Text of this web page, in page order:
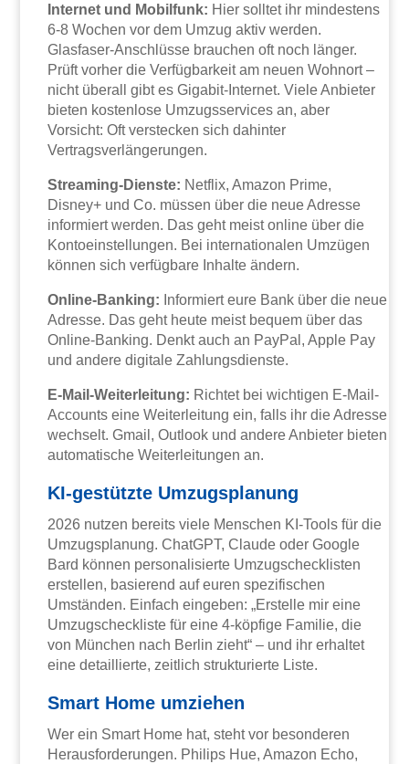
Internet und Mobilfunk: Hier solltet ihr mindestens
6-8 Wochen vor dem Umzug aktiv werden.
Glasfaser-Anschlüsse brauchen oft noch länger.
Prüft vorher die Verfügbarkeit am neuen Wohnort –
nicht überall gibt es Gigabit-Internet. Viele Anbieter
bieten kostenlose Umzugsservices an, aber
Vorsicht: Oft verstecken sich dahinter
Vertragsverlängerungen.
Streaming-Dienste: Netflix, Amazon Prime,
Disney+ und Co. müssen über die neue Adresse
informiert werden. Das geht meist online über die
Kontoeinstellungen. Bei internationalen Umzügen
können sich verfügbare Inhalte ändern.
Online-Banking: Informiert eure Bank über die neue
Adresse. Das geht heute meist bequem über das
Online-Banking. Denkt auch an PayPal, Apple Pay
und andere digitale Zahlungsdienste.
E-Mail-Weiterleitung: Richtet bei wichtigen E-Mail-
Accounts eine Weiterleitung ein, falls ihr die Adresse
wechselt. Gmail, Outlook und andere Anbieter bieten
automatische Weiterleitungen an.
KI-gestützte Umzugsplanung
2026 nutzen bereits viele Menschen KI-Tools für die
Umzugsplanung. ChatGPT, Claude oder Google
Bard können personalisierte Umzugschecklisten
erstellen, basierend auf euren spezifischen
Umständen. Einfach eingeben: „Erstelle mir eine
Umzugscheckliste für eine 4-köpfige Familie, die
von München nach Berlin zieht“ – und ihr erhaltet
eine detaillierte, zeitlich strukturierte Liste.
Smart Home umziehen
Wer ein Smart Home hat, steht vor besonderen
Herausforderungen. Philips Hue, Amazon Echo,